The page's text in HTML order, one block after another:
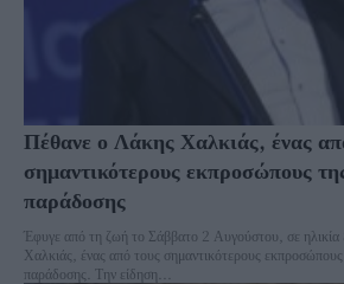
Πέθανε ο Λάκης Χαλκιάς, ένας
σημαντικότερους εκπροσώπους
παράδοσης
Έφυγε από τη ζωή το Σάββατο 2 Αυγούστου, σε
Χαλκιάς, ένας από τους σημαντικότερους εκπροσώπους
παράδοσης. Την είδηση...